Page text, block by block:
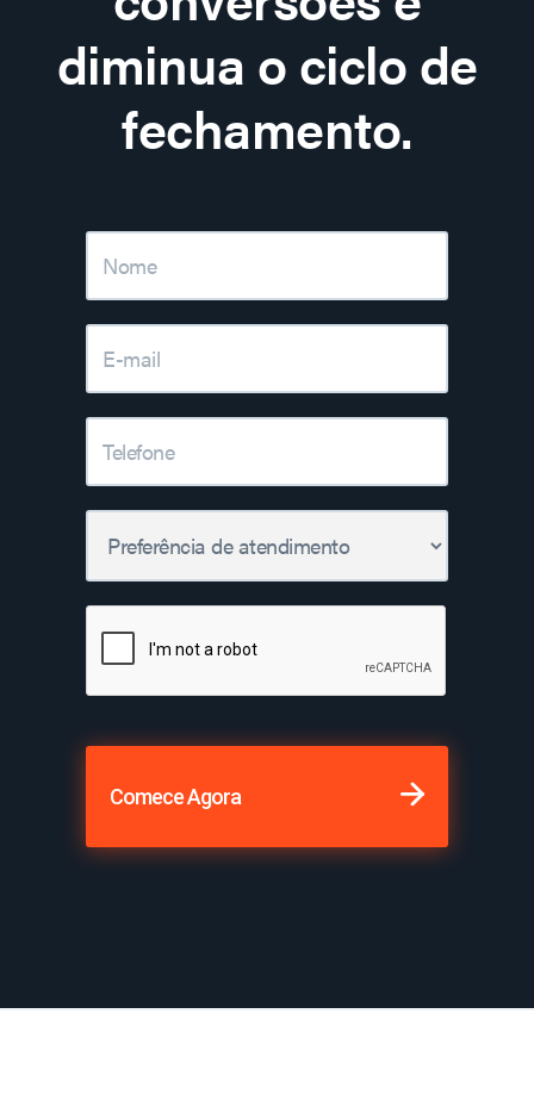
diminua o ciclo de
fechamento.
Comece Agora